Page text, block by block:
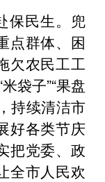
保民生。兜
点群体、困
欠农民工工
袋子”“果盘
持续清洁市
好各类节庆
把党委、政
全市人民欢